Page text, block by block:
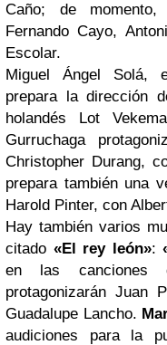
Caño; de
Fernando Cayo,
Escolar.
Miguel Ángel Solá,
prepara la dirección
holandés Lot
Gurruchaga
Christopher Durang,
prepara también una
Harold Pinter, con
Hay también varios
citado «El rey león»:
en las canciones
protagonizarán Juan
Guadalupe Lancho.
audiciones para la